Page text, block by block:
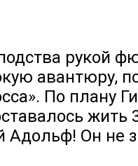
рукой
авантюру,
По плану
жить
Он не